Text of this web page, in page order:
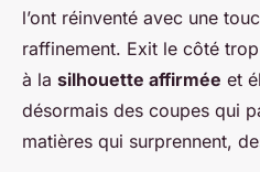
l’ont réinventé avec une
raffinement. Exit le côté
à la silhouette affirmée et
désormais des coupes qui
matières qui surprennent,